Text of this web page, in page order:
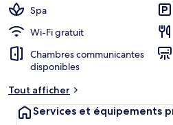
Spa
Wi-Fi gratuit
Chambres communicantes
disponibles
Tout afficher
Services et équipements